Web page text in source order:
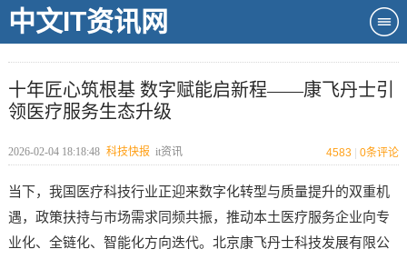
中文IT资讯网
十年匠心筑根基 数字赋能启新程——康飞丹士引
领医疗服务生态升级
2026-02-04 18:18:48 科技快报 it资讯 4583 0条评论
当下，我国医疗科技行业正迎来数字化转型与质量提升的双重机
遇，政策扶持与市场需求同频共振，推动本土医疗服务企业向专
业化、全链化、智能化方向迭代。北京康飞丹士科技发展有限公